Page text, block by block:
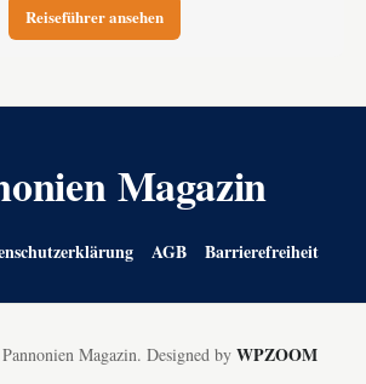
Reiseführer ansehen
Magazin
AGB Barrierefreiheit
Magazin. Designed by WPZOOM